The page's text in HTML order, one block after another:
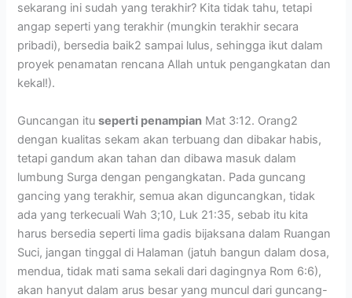
sekarang ini sudah yang terakhir? Kita tidak tahu, tetapi
angap seperti yang terakhir (mungkin terakhir secara
pribadi), bersedia baik2 sampai lulus, sehingga ikut dalam
proyek penamatan rencana Allah untuk pengangkatan dan
kekal!).
Guncangan ituseperti penampian Mat 3:12. Orang2
dengan kualitas sekam akan terbuang dan dibakar habis,
tetapi gandum akan tahan dan dibawa masuk dalam
lumbung Surga dengan pengangkatan. Pada guncang
gancing yang terakhir, semua akan diguncangkan, tidak
ada yang terkecuali Wah 3;10, Luk 21:35, sebab itu kita
harus bersedia seperti lima gadis bijaksana dalam Ruangan
Suci, jangan tinggal di Halaman (jatuh bangun dalam dosa,
mendua, tidak mati sama sekali dari dagingnya Rom 6:6),
akan hanyut dalam arus besar yang muncul dari guncang-